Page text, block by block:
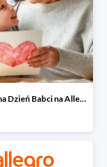
Prezenty na Dzień Babci na Allegro do -50%